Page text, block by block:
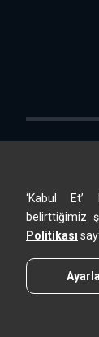
Altek Shop,
2026 © Tüm
‘Kabul Et’
belirttiğimiz
Politikası